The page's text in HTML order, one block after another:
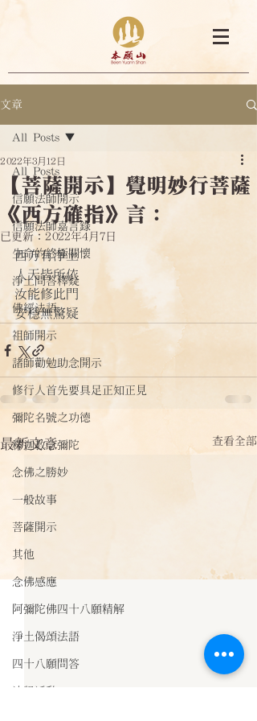
文章
All Posts
信願法師開示
信願法師嘉言錄
生命的終極關懷
淨土問答釋疑
佛經法語
祖師開示
諸師勸勉助念開示
修行人首先要具足正知正見
彌陀名號之功德
釋迦教念彌陀
念佛之勝妙
一般故事
菩薩開示
其他
念佛感應
阿彌陀佛四十八願精解
淨土偈頌法語
四十八願問答
All Posts
【菩薩開示】覺明妙行菩薩
《西方確指》言：
2022年3月12日
已更新： 2022年4月7日
西方有淨土
人天皆所依
汝能修此門
安穩無驚疑
最新文章 查看全部